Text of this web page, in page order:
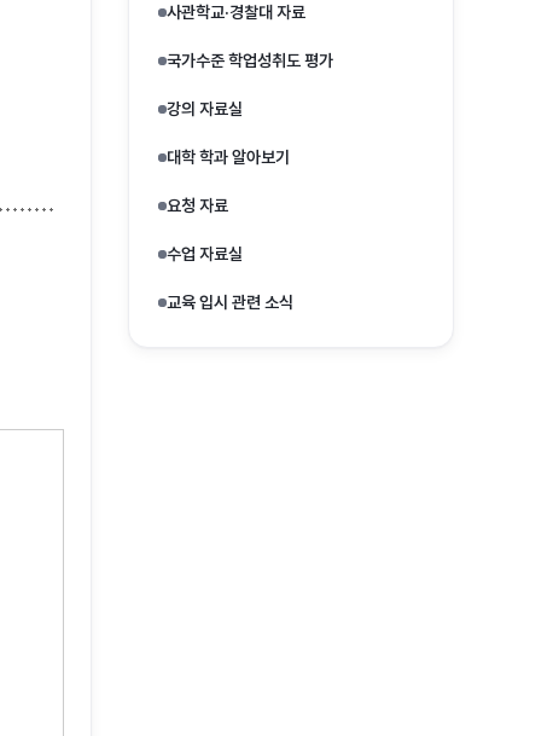
사관학교·경찰대 자료
국가수준 학업성취도 평가
강의 자료실
대학 학과 알아보기
요청 자료
수업 자료실
교육 입시 관련 소식